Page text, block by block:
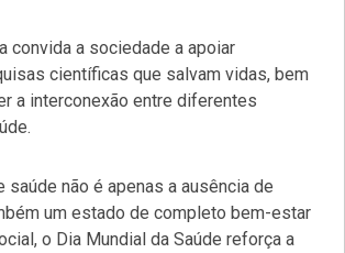
convida a sociedade a apoiar
científicas que salvam vidas, bem
a interconexão entre diferentes
saúde não é apenas a ausência de
um estado de completo bem-estar
o Dia Mundial da Saúde reforça a